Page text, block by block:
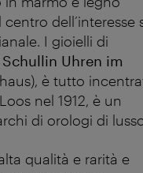
dell’interesse
I gioielli di
Schullin Uhren im
è tutto
nel 1912, è un
di orologi di
qualità e rarità e